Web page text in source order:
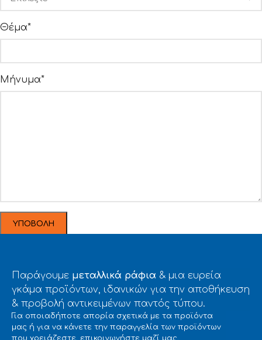
Θέμα*
Μήνυμα*
Παράγουμε μεταλλικά ράφια & μια ευρεία
γκάμα προϊόντων, ιδανικών για την αποθήκευση
& προβολή αντικειμένων παντός τύπου.
Για οποιαδήποτε απορία σχετικά με τα προϊόντα
μας ή για να κάνετε την παραγγελία των προϊόντων
που χρειάζεστε, επικοινωνήστε μαζί μας.